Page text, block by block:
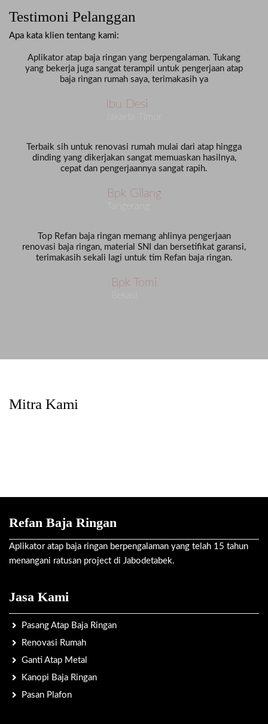
Testimoni Pelanggan
Apa kata klien tentang kami:
Aplikator atap baja ringan yang berpengalaman. Tukang
yang bekerja juga sangat terampil untuk pengerjaan atap
baja ringan rumah saya, terimakasih ya
Ibu Desi
Jakarta Timur
Terbaik sih untuk renovasi rumah mulai dari atap hingga
dinding yang dikerjakan sangat memuaskan hasilnya,
cepat dan pengerjaannya sangat rapih.
Bpk Gilang
Tangerang
Top Refan baja ringan memang ahlinya pengerjaan
renovasi baja ringan, material SNI dan bersetifikat garansi,
terimakasih sekali lagi untuk tim Refan baja ringan.
Bpk Tomi
Bekasi
Mitra Kami
Refan Baja Ringan
Aplikator atap baja ringan berpengalaman yang telah 15 tahun
menangani ratusan project di Jabodetabek.
Jasa Kami
Pasang Atap Baja Ringan
Renovasi Rumah
Ganti Atap Metal
Kanopi Baja Ringan
Pasan Plafon